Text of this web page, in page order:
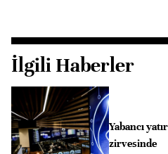
İlgili Haberler
Yabancı
zirvesinde